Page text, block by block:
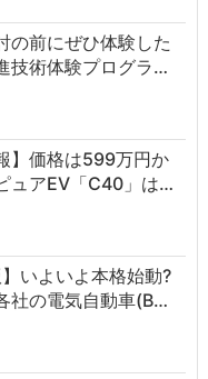
の前にぜひ体験した
技術体験プログラ…
】価格は599万円か
ュアEV「C40」は…
いよいよ本格始動?
社の電気自動車(B…